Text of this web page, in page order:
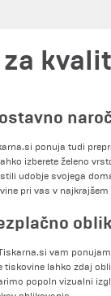
ponuja tudi
izberete želeno
udobje svojega
pri vas v
vam
tiskovine lahko zdaj
popoln vizualni